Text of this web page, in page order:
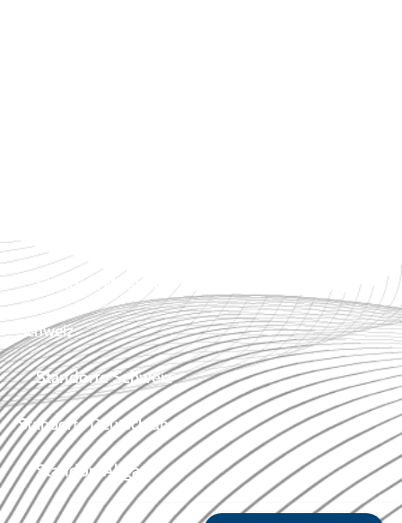
Standort Mautern
Schweiz
Standorte Schweiz
Standorte Deutschland
Standort Allgäu